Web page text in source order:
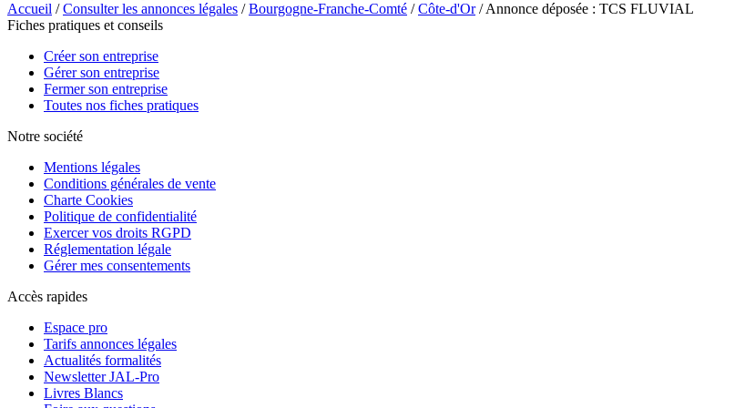
Accueil /Consulter les annonces légales /Bourgogne-Franche-Comté /Côte-d'Or/ Annonce déposée : TCS FLUVIAL
Fiches pratiques et conseils
Créer son entreprise
Gérer son entreprise
Fermer son entreprise
Toutes nos fiches pratiques
Notre société
Mentions légales
Conditions générales de vente
Charte Cookies
Politique de confidentialité
Exercer vos droits RGPD
Réglementation légale
Gérer mes consentements
Accès rapides
Espace pro
Tarifs annonces légales
Actualités formalités
Newsletter JAL-Pro
Livres Blancs